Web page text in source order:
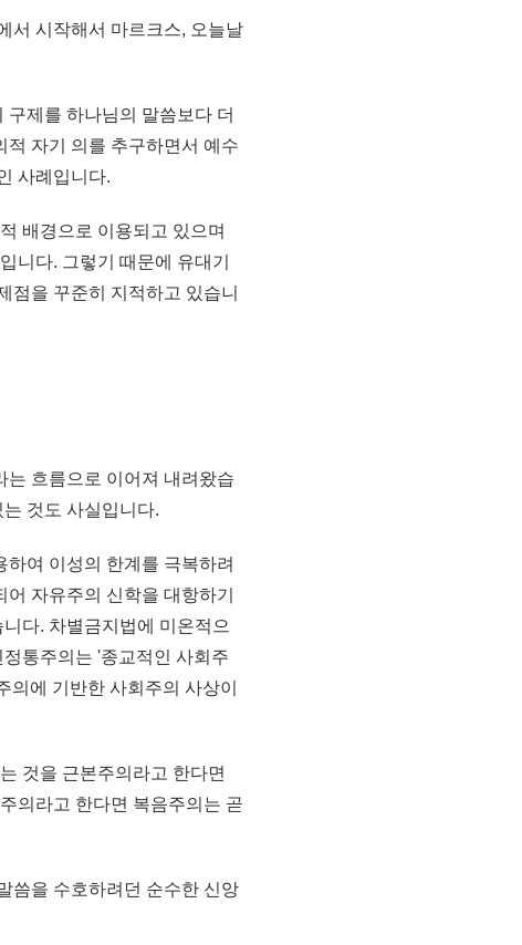
서 시작해서 마르크스, 오늘날
제를 하나님의 말씀보다 더
자기 의를 추구하면서 예수
사례입니다.
배경으로 이용되고 있으며
니다. 그렇기 때문에 유대기
점을 꾸준히 지적하고 있습니
흐름으로 이어져 내려왔습
것도 사실입니다.
여 이성의 한계를 극복하려
자유주의 신학을 대항하기
다. 차별금지법에 미온적으
통주의는 '종교적인 사회주
에 기반한 사회주의 사상이
것을 근본주의라고 한다면
의라고 한다면 복음주의는 곧
씀을 수호하려던 순수한 신앙